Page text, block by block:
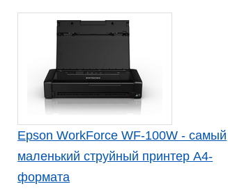
Epson WorkForce WF-100W - самый
маленький струйный принтер А4-
формата